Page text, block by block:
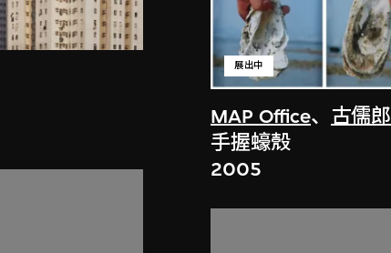
MAP Office、 古儒郎
展出中
手握蠔殼
2005